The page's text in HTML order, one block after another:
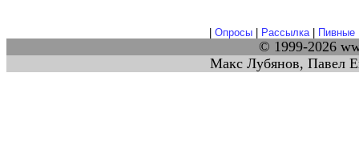
Опросы| Рассылка| Пивные
© 1999-2026
Макс Лубянов, Павел